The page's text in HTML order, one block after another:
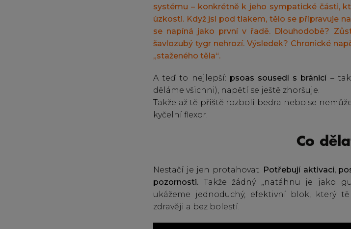
systému – konkrétně k jeho sympatické části,
úzkosti. Když jsi pod tlakem, tělo se připravuje
se napíná jako první v řadě. Dlouhodobě?
šavlozubý tygr nehrozí. Výsledek? Chronické
„staženého těla“.
A teď to nejlepší: psoas sousedí s bránicí –
děláme všichni), napětí se ještě zhoršuje.
Takže až tě příště rozbolí bedra nebo se
kyčelní flexor.
Co
Nestačí je jen protahovat. Potřebují aktivaci,
pozornosti. Takže žádný „natáhnu je jako
ukážeme jednoduchý, efektivní blok, který
zdravěji a bez bolestí.